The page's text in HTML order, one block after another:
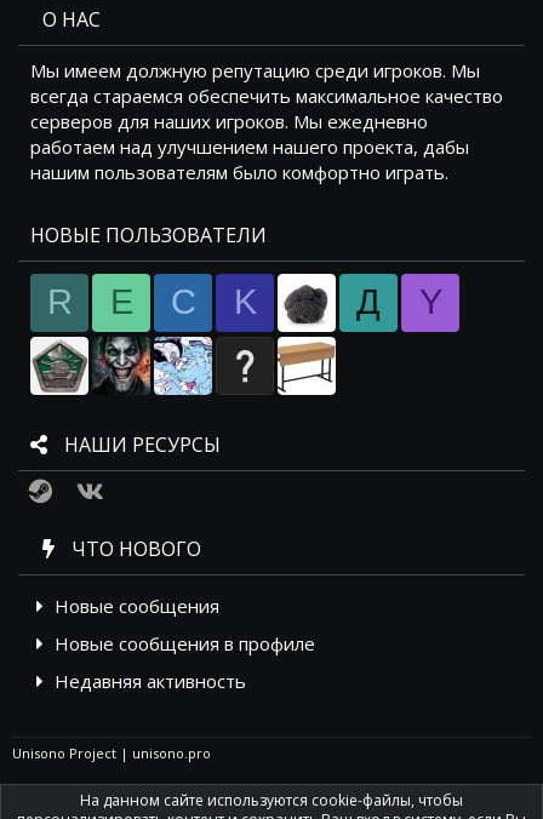
О НАС
Мы имеем должную репутацию среди игроков. Мы
всегда стараемся обеспечить максимальное качество
серверов для наших игроков. Мы ежедневно
работаем над улучшением нашего проекта, дабы
нашим пользователям было комфортно играть.
НОВЫЕ ПОЛЬЗОВАТЕЛИ
R E C K Д Y
НАШИ РЕСУРСЫ
Steam
ЧТО НОВОГО
Новые сообщения
Новые сообщения в профиле
Недавняя активность
Unisono Project | unisono.pro
На данном сайте используются cookie-файлы, чтобы